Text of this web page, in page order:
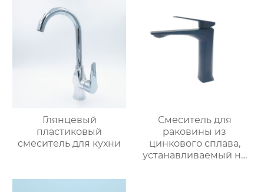
Глянцевый
пластиковый
смеситель для кухни
Смеситель для
раковины из
цинкового сплава,
устанавливаемый на